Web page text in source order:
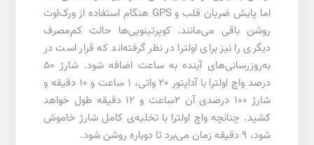
اما پایش ضربان قلب و GPS هنگام استفاده از ورک‌اوت
روشن باقی می‌مانند. کوپرتینویی‌ها حالت کم‌مصرف
دیگری را نیز برای اولترا در نظر گرفته‌اند که قرار است در
به‌روزرسانی‌های آینده به ساعت اضافه شود. شارژ‌ 50
درصد واچ اولترا با آداپتور 20 واتی، 1 ساعت و 10 دقیقه و
شارژ 100 درصدی آن 2ساعت و 12 دقیقه طول خواهد
کشید. چنانچه واچ اولترا با تخلیه‌ی کامل شارژ خاموش
شود، 9 دقیقه زمان می‌برد تا دوباره روشن شود.